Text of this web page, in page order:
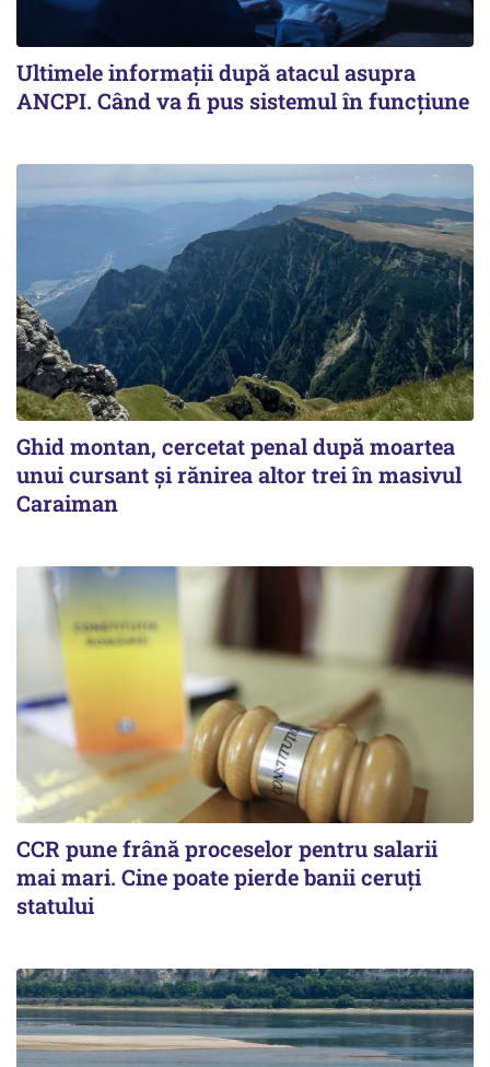
Ultimele informații după atacul asupra
ANCPI. Când va fi pus sistemul în funcțiune
Ghid montan, cercetat penal după moartea
unui cursant și rănirea altor trei în masivul
Caraiman
CCR pune frână proceselor pentru salarii
mai mari. Cine poate pierde banii ceruți
statului